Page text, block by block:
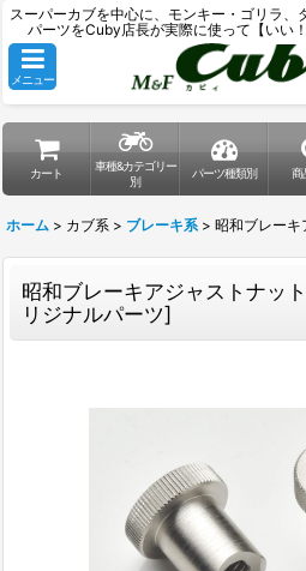
スーパーカブを中心に、モンキー・ゴリラ、
パーツをCuby店長が実際に使って【いい
メニュー
カート
車種&カテゴリー
別
パーツ種類別 商
ホーム > カブ系 > ブレーキ系 > 昭和ブレー
昭和ブレーキアジャストナッ
リジナルパーツ]